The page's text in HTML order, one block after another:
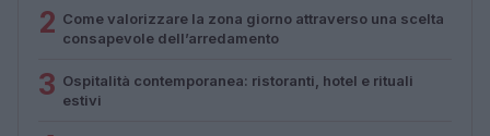
2 Come valorizzare la zona giorno attraverso una scelta
consapevole dell’arredamento
3 Ospitalità contemporanea: ristoranti, hotel e rituali
estivi